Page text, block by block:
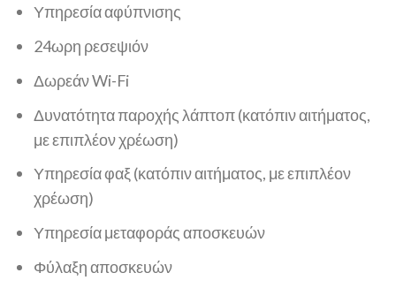
Υπηρεσία αφύπνισης
24ωρη ρεσεψιόν
Δωρεάν Wi-Fi
Δυνατότητα παροχής λάπτοπ (κατόπιν αιτήματος,
με επιπλέον χρέωση)
Υπηρεσία φαξ (κατόπιν αιτήματος, με επιπλέον
χρέωση)
Υπηρεσία μεταφοράς αποσκευών
Φύλαξη αποσκευών